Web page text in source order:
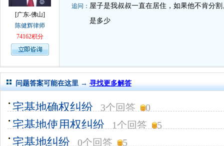
[广东-佛山]
陈健辉律师
74162积分
追问： 屋子是我叔叔一直在居住，如果他不肯分
是多少
问题答案可能在这里 → 寻找更多解答
宅基地确权纠纷 3个回答 0
宅基地使用权纠纷 1个回答 5
宅基地纠纷 0个回答 5